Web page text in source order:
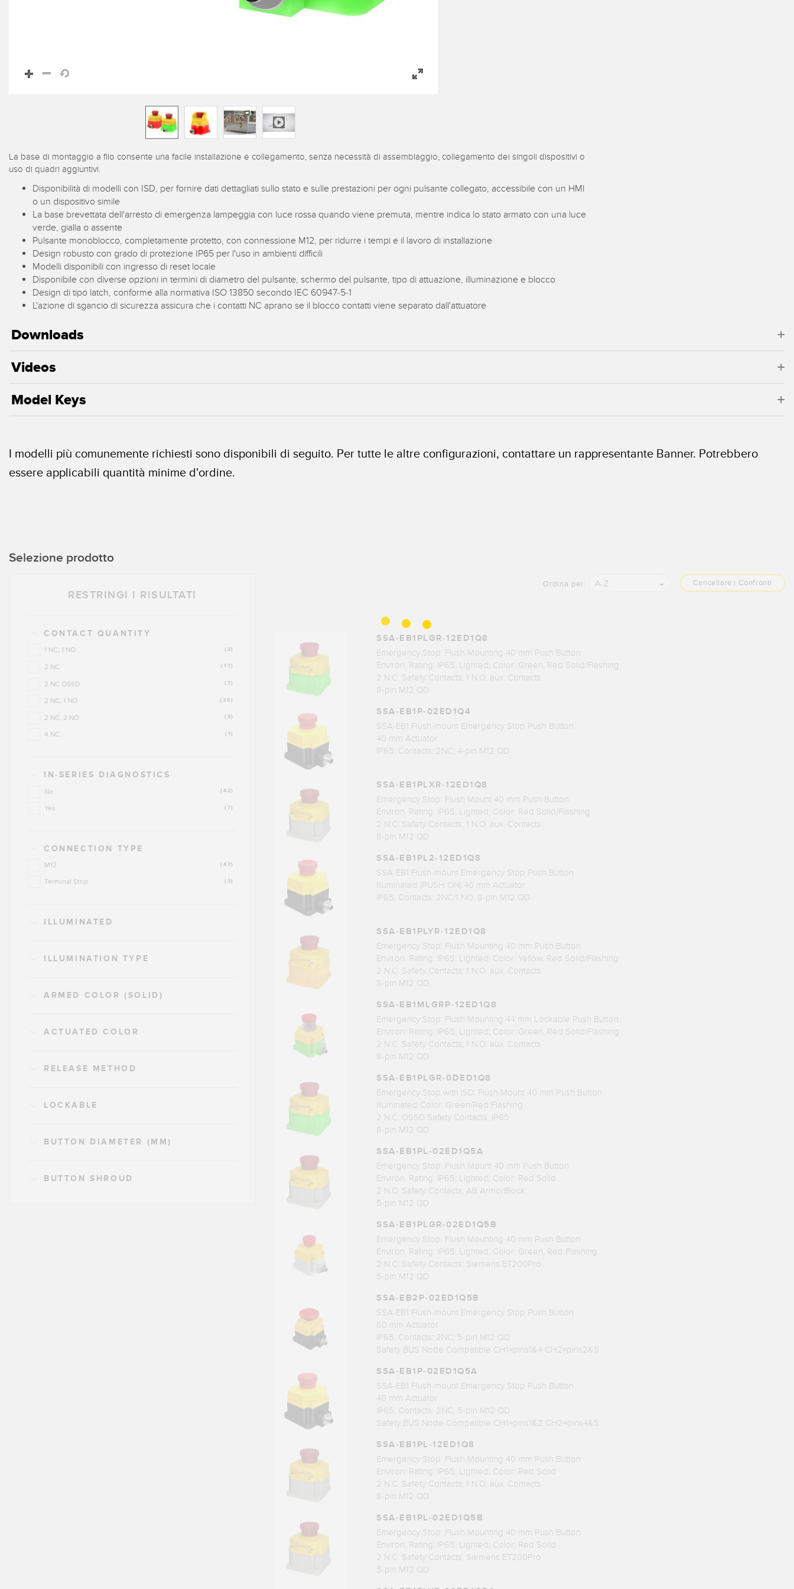
La base di montaggio a filo consente una facile installazione e collegamento, senza necessità di assemblaggio, collegamento dei singoli dispositivi o
uso di quadri aggiuntivi.
Disponibilità di modelli con ISD, per fornire dati dettagliati sullo stato e sulle prestazioni per ogni pulsante collegato, accessibile con un HMI
o un dispositivo simile
La base brevettata dell'arresto di emergenza lampeggia con luce rossa quando viene premuta, mentre indica lo stato armato con una luce
verde, gialla o assente
Pulsante monoblocco, completamente protetto, con connessione M12, per ridurre i tempi e il lavoro di installazione
Design robusto con grado di protezione IP65 per l'uso in ambienti difficili
Modelli disponibili con ingresso di reset locale
Disponibile con diverse opzioni in termini di diametro del pulsante, schermo del pulsante, tipo di attuazione, illuminazione e blocco
Design di tipo latch, conforme alla normativa ISO 13850 secondo IEC 60947-5-1
L'azione di sgancio di sicurezza assicura che i contatti NC aprano se il blocco contatti viene separato dall'attuatore
Downloads
Videos
Model Keys
I modelli più comunemente richiesti sono disponibili di seguito. Per tutte le altre configurazioni, contattare un rappresentante Banner. Potrebbero
essere applicabili quantità minime d'ordine.
Selezione prodotto
RESTRINGI I RISULTATI
CONTACT QUANTITY
(2)
1 NC, 1 NO
(17)
2 NC
(7)
2 NC OSSD
(20)
2 NC, 1 NO
(3)
2 NC, 2 NO
(1)
4 NC
IN-SERIES DIAGNOSTICS
(42)
No
(7)
Yes
CONNECTION TYPE
(47)
M12
(3)
Terminal Strip
ILLUMINATED
ILLUMINATION TYPE
ARMED COLOR (SOLID)
ACTUATED COLOR
RELEASE METHOD
LOCKABLE
BUTTON DIAMETER (MM)
BUTTON SHROUD
Cancellare i Confronti
Ordina per: A-Z
SSA-EB1PLGR-12ED1Q8
Emergency Stop: Flush Mounting 40 mm Push Button
Environ. Rating: IP65; Lighted; Color: Green, Red Solid/Flashing
2 N.C. Safety Contacts; 1 N.O. aux. Contacts
8-pin M12 QD
SSA-EB1P-02ED1Q4
SSA-EB1 Flush-mount Emergency Stop Push Button
40 mm Actuator
IP65; Contacts: 2NC; 4-pin M12 QD
SSA-EB1PLXR-12ED1Q8
Emergency Stop: Flush Mount 40 mm Push Button
Environ. Rating: IP65; Lighted; Color: Red Solid/Flashing
2 N.C. Safety Contacts; 1 N.O. aux. Contacts
8-pin M12 QD
SSA-EB1PL2-12ED1Q8
SSA-EB1 Flush-mount Emergency Stop Push Button
Illuminated (PUSH ON) 40 mm Actuator
IP65; Contacts: 2NC/1 NO; 8-pin M12 QD
SSA-EB1PLYR-12ED1Q8
Emergency Stop: Flush Mounting 40 mm Push Button
Environ. Rating: IP65; Lighted; Color: Yellow, Red Solid/Flashing
2 N.C. Safety Contacts; 1 N.O. aux. Contacts
8-pin M12 QD
SSA-EB1MLGRP-12ED1Q8
Emergency Stop: Flush Mounting 44 mm Lockable Push Button
Environ. Rating: IP65; Lighted; Color: Green, Red Solid/Flashing
2 N.C. Safety Contacts; 1 N.O. aux. Contacts
8-pin M12 QD
SSA-EB1PLGR-0DED1Q8
Emergency Stop with ISD: Flush Mount 40 mm Push Button
Illuminated Color: Green/Red Flashing
2 N.C. OSSD Safety Contacts, IP65
8-pin M12 QD
SSA-EB1PL-02ED1Q5A
Emergency Stop: Flush Mount 40 mm Push Button
Environ. Rating: IP65; Lighted; Color: Red Solid
2 N.C. Safety Contacts; AB ArmorBlock
5-pin M12 QD
SSA-EB1PLGR-02ED1Q5B
Emergency Stop: Flush Mounting 40 mm Push Button
Environ. Rating: IP65; Lighted; Color: Green, Red Flashing
2 N.C. Safety Contacts; Siemens ET200Pro
5-pin M12 QD
SSA-EB2P-02ED1Q5B
SSA-EB1 Flush-mount Emergency Stop Push Button
60 mm Actuator
IP65; Contacts: 2NC; 5-pin M12 QD
Safety BUS Node Compatible CH1=pins1&4 CH2=pins2&5
SSA-EB1P-02ED1Q5A
SSA-EB1 Flush-mount Emergency Stop Push Button
40 mm Actuator
IP65; Contacts: 2NC; 5-pin M12 QD
Safety BUS Node Compatible CH1=pins1&2 CH2=pins4&5
SSA-EB1PL-12ED1Q8
Emergency Stop: Flush Mounting 40 mm Push Button
Environ. Rating: IP65; Lighted; Color: Red Solid
2 N.C. Safety Contacts; 1 N.O. aux. Contacts
8-pin M12 QD
SSA-EB1PL-02ED1Q5B
Emergency Stop: Flush Mounting 40 mm Push Button
Environ. Rating: IP65; Lighted; Color: Red Solid
2 N.C. Safety Contacts; Siemens ET200Pro
5-pin M12 QD